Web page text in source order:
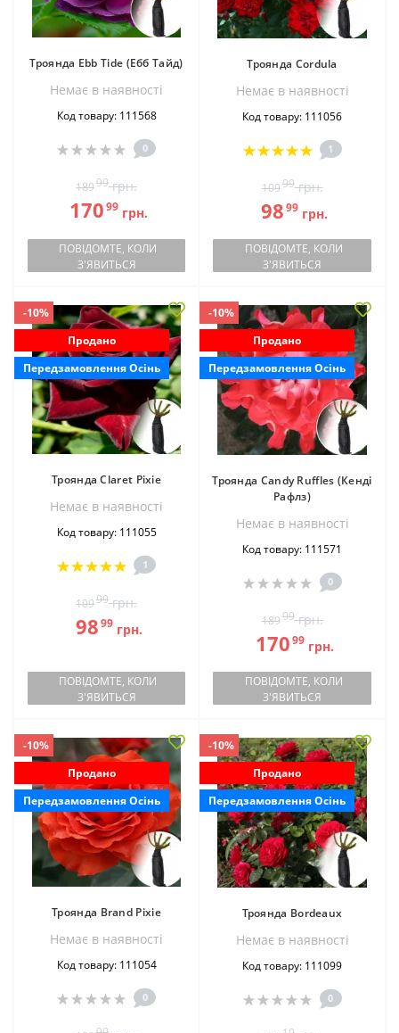
Троянда Ebb Tide (Ебб Тайд)
Немає в наявностi
Код товару: 111568
0
18999грн.
17099 грн.
ПОВІДОМТЕ, КОЛИ
З'ЯВИТЬСЯ
Троянда Cordula
Немає в наявностi
Код товару: 111056
1
10999грн.
9899 грн.
ПОВІДОМТЕ, КОЛИ
З'ЯВИТЬСЯ
-10%
Продано
Передзамовлення Осінь
Троянда Claret Pixie
Немає в наявностi
Код товару: 111055
1
10999грн.
9899грн.
ПОВІДОМТЕ, КОЛИ
З'ЯВИТЬСЯ
-10%
Продано
Передзамовлення Осінь
Троянда Candy Ruffles (Кенді
Рафлз)
Немає в наявностi
Код товару: 111571
0
18999грн.
17099грн.
ПОВІДОМТЕ, КОЛИ
З'ЯВИТЬСЯ
-10%
Продано
Передзамовлення Осінь
Троянда Brand Pixie
Немає в наявностi
Код товару: 111054
0
-10%
Продано
Передзамовлення Осінь
Троянда Bordeaux
Немає в наявностi
Код товару: 111099
0